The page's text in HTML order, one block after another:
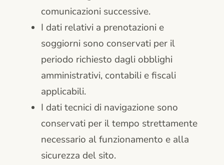
comunicazioni successive.
I dati relativi a prenotazioni e
soggiorni sono conservati per il
periodo richiesto dagli obblighi
amministrativi, contabili e fiscali
applicabili.
I dati tecnici di navigazione sono
conservati per il tempo strettamente
necessario al funzionamento e alla
sicurezza del sito.